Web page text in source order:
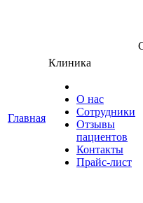
Главная
Клиника
О нас
Сотрудники
Отзывы
ациенто
Контакты
Прайс-лист